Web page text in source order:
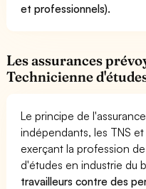
et professionnels).
Les assurances
Technicienne
Le principe de
indépendants, les TNS
exerçant la profession
d'études en industrie du
travailleurs contre des